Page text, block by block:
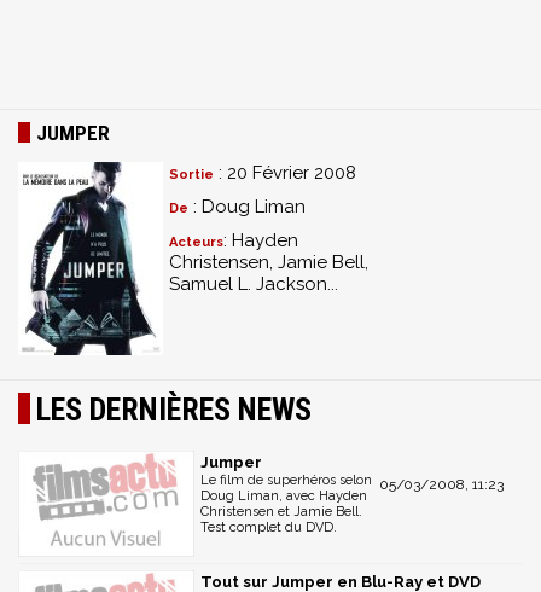
JUMPER
Sortie : 20 Février 2008
De : Doug Liman
Acteurs: Hayden
Christensen, Jamie Bell,
Samuel L. Jackson...
LES DERNIÈRES NEWS
Jumper
05/03/2008, 11:23
Le film de superhéros selon
Doug Liman, avec Hayden
Christensen et Jamie Bell.
Test complet du DVD.
Tout sur Jumper en Blu-Ray et DVD